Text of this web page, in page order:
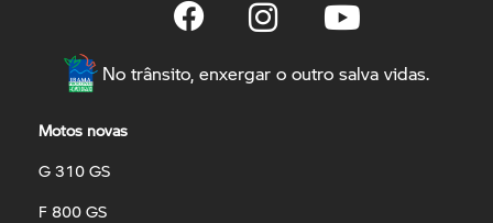
No trânsito, enxergar o outro salva vidas.
Motos novas
G 310 GS
F 800 GS